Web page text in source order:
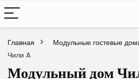
Главная Модульные гостевые
Чили A
Модульный дом